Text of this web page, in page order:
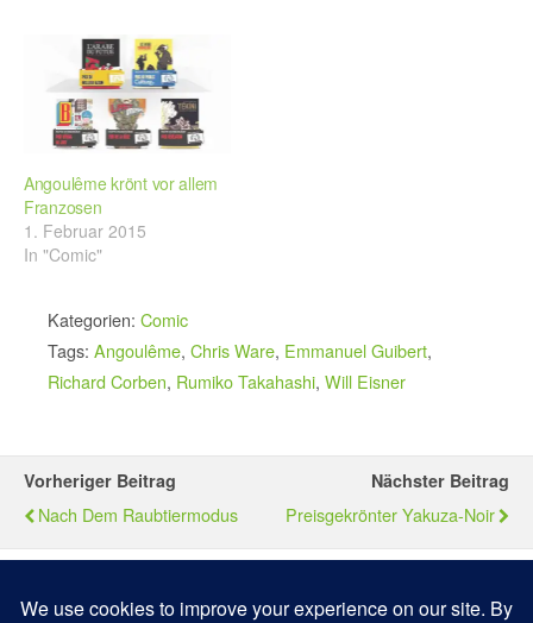
Angoulême krönt vor allem
Franzosen
1. Februar 2015
In "Comic"
Kategorien: Comic
Tags: Angoulême, Chris Ware, Emmanuel Guibert,
Richard Corben, Rumiko Takahashi, Will Eisner
Vorheriger Beitrag
Nach Dem Raubtiermodus
Nächster Beitrag
Preisgekrönter Yakuza-Noir
Zum Seitenanfang